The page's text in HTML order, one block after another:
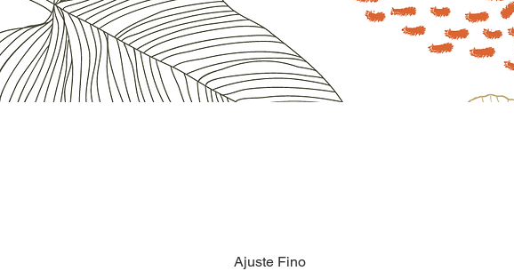
Ajuste Fino